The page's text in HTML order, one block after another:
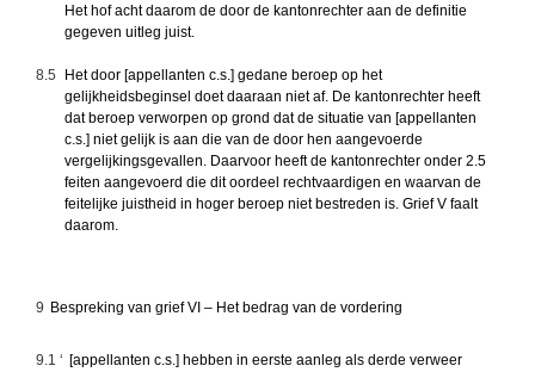
Het hof acht daarom de door de kantonrechter aan de definitie
gegeven uitleg juist.
8.5
Het door [appellanten c.s.] gedane beroep op het
gelijkheidsbeginsel doet daaraan niet af. De kantonrechter heeft
dat beroep verworpen op grond dat de situatie van [appellanten
c.s.] niet gelijk is aan die van de door hen aangevoerde
vergelijkingsgevallen. Daarvoor heeft de kantonrechter onder 2.5
feiten aangevoerd die dit oordeel rechtvaardigen en waarvan de
feitelijke juistheid in hoger beroep niet bestreden is. Grief V faalt
daarom.
9 Bespreking van grief VI – Het bedrag van de vordering
9.1 ‘ [appellanten c.s.] hebben in eerste aanleg als derde verweer